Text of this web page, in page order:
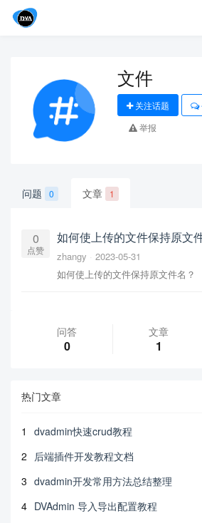
文件
关注话题
举报
问题 0 文章 1
0
点赞
如何使上传的文件保持原文
zhangy
2023-05-31
如何使上传的文件保持原文件名？
问答
0
文章
1
热门文章
1
dvadmin快速crud教程
2 后端插件开发教程文档
3 dvadmin开发常用方法总结整理
4 DVAdmin 导入导出配置教程